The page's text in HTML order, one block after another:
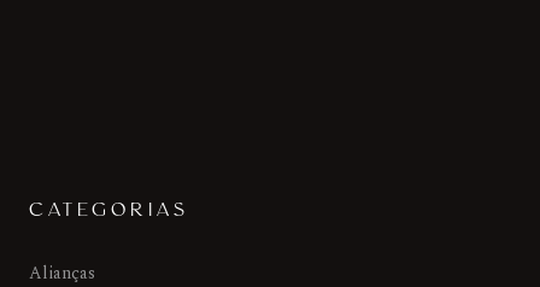
CATEGORIAS
Alianças